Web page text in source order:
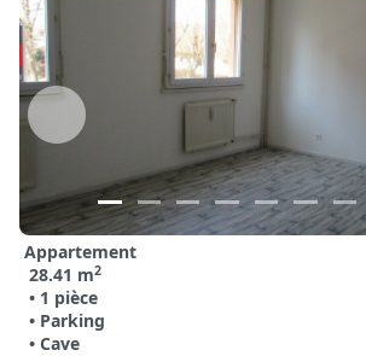
Appartement
28.41 m2
• 1 pièce
• Parking
• Cave